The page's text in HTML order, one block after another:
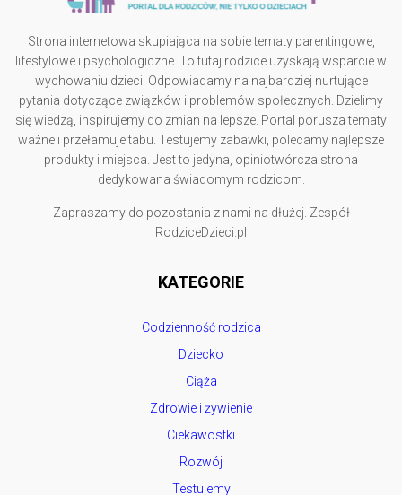
Strona internetowa skupiająca na sobie tematy parentingowe,
lifestylowe i psychologiczne. To tutaj rodzice uzyskają wsparcie w
wychowaniu dzieci. Odpowiadamy na najbardziej nurtujące
pytania dotyczące związków i problemów społecznych. Dzielimy
się wiedzą, inspirujemy do zmian na lepsze. Portal porusza tematy
ważne i przełamuje tabu. Testujemy zabawki, polecamy najlepsze
produkty i miejsca. Jest to jedyna, opiniotwórcza strona
dedykowana świadomym rodzicom.
Zapraszamy do pozostania z nami na dłużej. Zespół
RodziceDzieci.pl
KATEGORIE
Codzienność rodzica
Dziecko
Ciąża
Zdrowie i żywienie
Ciekawostki
Rozwój
Testujemy